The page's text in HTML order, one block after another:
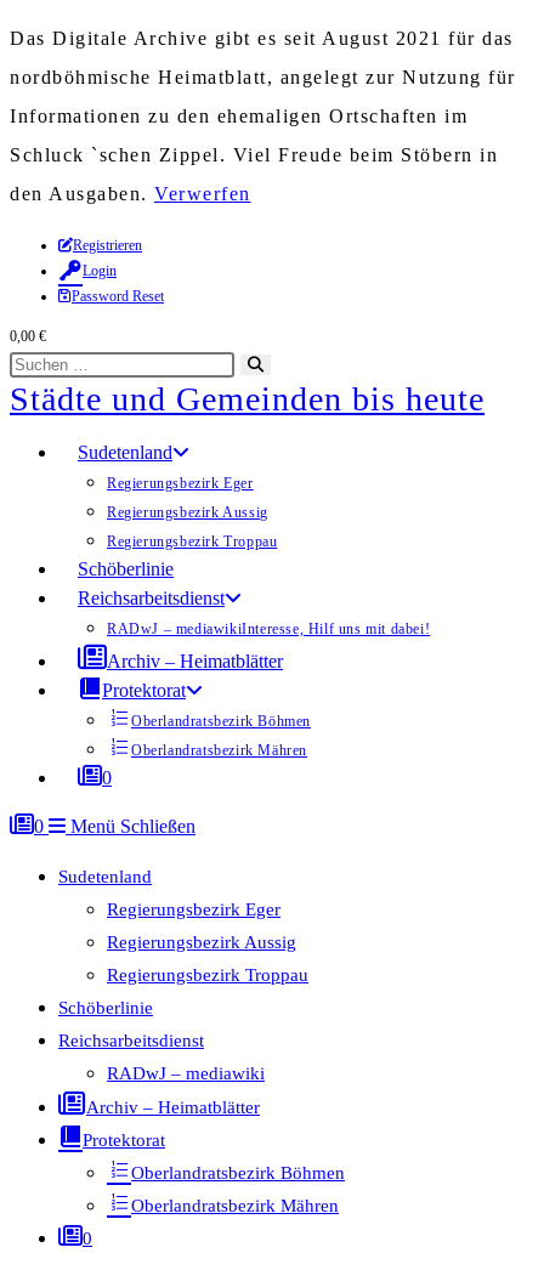
Das Digitale Archive gibt es seit August 2021 für das
nordböhmische Heimatblatt, angelegt zur Nutzung für
Informationen zu den ehemaligen Ortschaften im
Schluck `schen Zippel. Viel Freude beim Stöbern in
den Ausgaben. Verwerfen
Zum
Inhalt
springen
Registrieren
Login
Password Reset
0,00 €
Diese
Website
durchsuchen
starten
Städte und Gemeinden bis heute
Sudetenland
Regierungsbezirk Eger
Regierungsbezirk Aussig
Regierungsbezirk Troppau
Schöberlinie
Reichsarbeitsdienst
RADwJ – mediawikiInteresse, Hilf uns mit dabei!
Archiv – Heimatblätter
Protektorat
Oberlandratsbezirk Böhmen
Oberlandratsbezirk Mähren
0
0 Menü Schließen
Sudetenland
Regierungsbezirk Eger
Regierungsbezirk Aussig
Regierungsbezirk Troppau
Schöberlinie
Reichsarbeitsdienst
RADwJ – mediawiki
Archiv – Heimatblätter
Protektorat
Oberlandratsbezirk Böhmen
Oberlandratsbezirk Mähren
0